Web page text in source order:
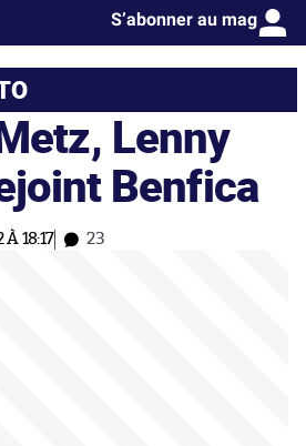
S’abonner au mag
Lenny
Benfica
18:17 23